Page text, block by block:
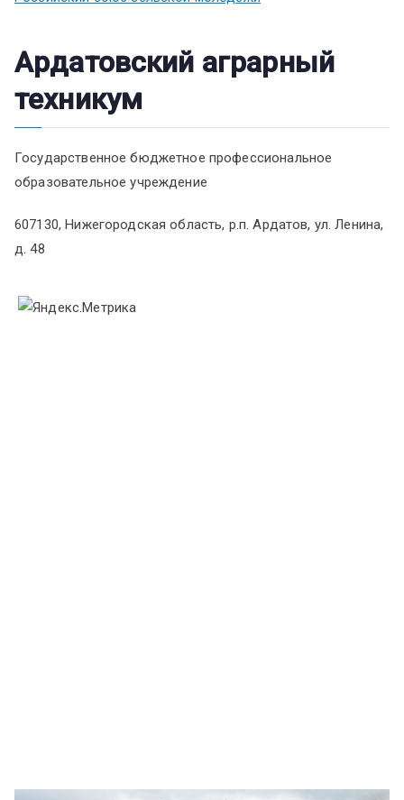
Ардатовский аграрный
техникум
Государственное бюджетное профессиональное
образовательное учреждение
607130, Нижегородская область, р.п. Ардатов, ул. Ленина,
д. 48